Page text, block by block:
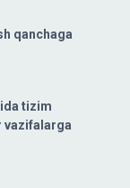
qanchaga
tizim
vazifalarga